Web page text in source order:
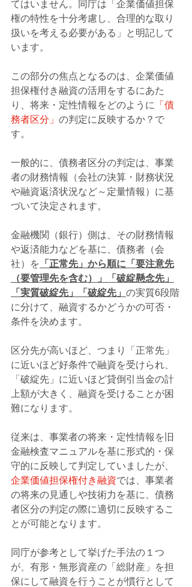
てはいません。同庁は「企業価値担保
権の特性を十分考慮し、合理的な取り
扱いを考える必要がある」と明記して
います。
この部分の焦点となるのは、企業価値
担保権付き融資の活用をするにあた
り、将来・定性情報をどのように
「債
務者区分」 の判定に反映するか？で
す。
一般的に、債務者区分の判定は、事業
者の財務情報（会社の決算・財務状況
や融資返済状況など～定量情報）に基
づいて決定されます。
金融機関（銀行）側は、その財務情報
や返済能力などを基に、債務者（会
社）を 「正常先」から順に「要注意先
（要管理先を含む）」「破綻懸念先」
「実質破綻先」「破綻先」 の実質6段階
に分けて、融資するかどうかの可否・
条件を決めます。
区分先が高いほど、つまり「正常先」
に近いほど好条件で融資を受けられ、
「破綻先」に近いほど貸倒引当金の計
上額が大きく、融資を受けることが困
難になります。
従来は、事業者の将来・定性情報を旧
金融検査マニュアルを基に形式的・保
守的に反映して判定していましたが、
企業価値担保権付き融資では、事業者
の将来の見通しや技術力を基に、債務
者区分の判定の際に適切に反映するこ
とが可能となります。
同庁が参考として挙げた手法の１つ
が、有形・無形資産の「総財産」を担
保にして融資を行うことが慣行として